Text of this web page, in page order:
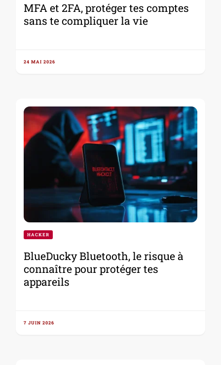
MFA et 2FA, protéger tes comptes
sans te compliquer la vie
24 MAI 2026
HACKER
BlueDucky Bluetooth, le risque à
connaître pour protéger tes
appareils
7 JUIN 2026